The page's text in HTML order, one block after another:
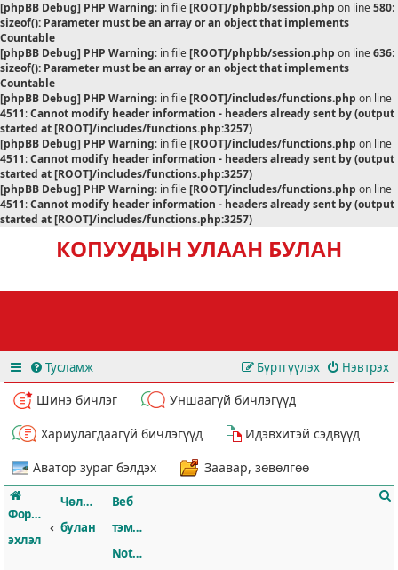
[phpBB Debug] PHP Warning: in file[ROOT]/phpbb/session.php on line580:
sizeof(): Parameter must be an array or an object that implements
Countable
[phpBB Debug] PHP Warning: in file[ROOT]/phpbb/session.php on line636:
sizeof(): Parameter must be an array or an object that implements
Countable
[phpBB Debug] PHP Warning: in file[ROOT]/includes/functions.php on line
4511:Cannot modify header information - headers already sent by (output
started at [ROOT]/includes/functions.php:3257)
[phpBB Debug] PHP Warning: in file[ROOT]/includes/functions.php on line
4511:Cannot modify header information - headers already sent by (output
started at [ROOT]/includes/functions.php:3257)
[phpBB Debug] PHP Warning: in file[ROOT]/includes/functions.php on line
4511:Cannot modify header information - headers already sent by (output
started at [ROOT]/includes/functions.php:3257)
КОПУУДЫН УЛААН БУЛАН
Тусламж Нэвтрэх
Бүртгүүлэх
Шинэ бичлэг
Уншаагүй бичлэгүүд
Хариулагдаагүй бичлэгүүд
Идэвхитэй сэдвүүд
Аватор зураг бэлдэх
Заавар, зөвөлгөө
Форумын
эхлэл
Чөлөөт
булан
Веб
тэмдэглэл..
Notebook.......Ээмэгтэй